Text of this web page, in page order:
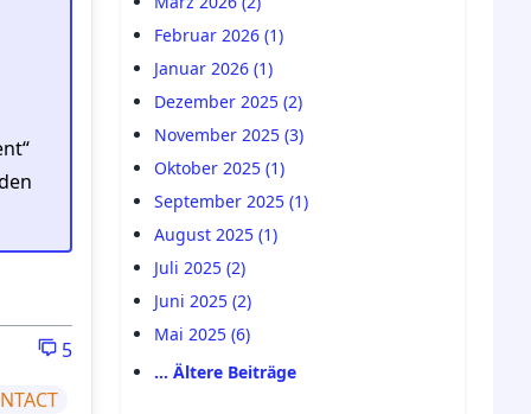
5
Februar 2026 (1)
Januar 2026 (1)
Dezember 2025 (2)
November 2025 (3)
Oktober 2025 (1)
September 2025 (1)
August 2025 (1)
Juli 2025 (2)
Juni 2025 (2)
Mai 2025 (6)
… Ältere Beiträge